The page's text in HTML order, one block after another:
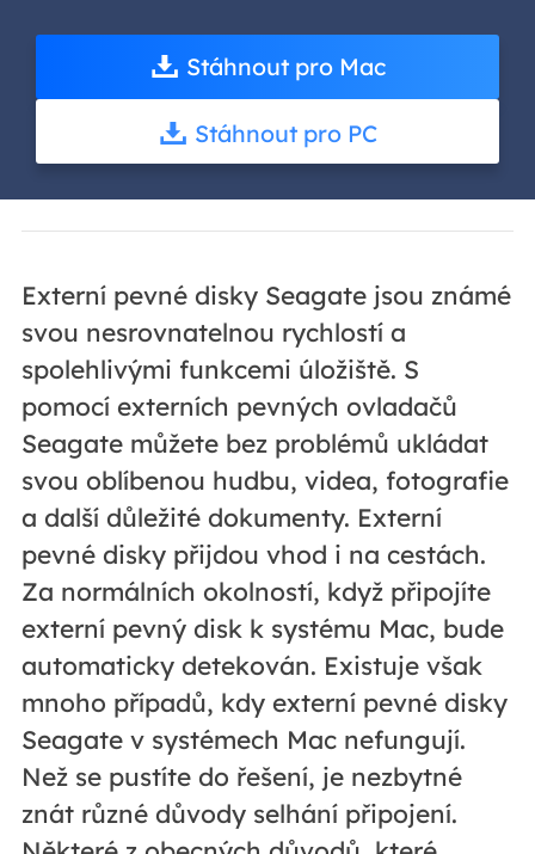
Stáhnout pro Mac
Stáhnout pro PC
Externí pevné disky Seagate jsou známé
svou nesrovnatelnou rychlostí a
spolehlivými funkcemi úložiště. S
pomocí externích pevných ovladačů
Seagate můžete bez problémů ukládat
svou oblíbenou hudbu, videa, fotografie
a další důležité dokumenty. Externí
pevné disky přijdou vhod i na cestách.
Za normálních okolností, když připojíte
externí pevný disk k systému Mac, bude
automaticky detekován. Existuje však
mnoho případů, kdy externí pevné disky
Seagate v systémech Mac nefungují.
Než se pustíte do řešení, je nezbytné
znát různé důvody selhání připojení.